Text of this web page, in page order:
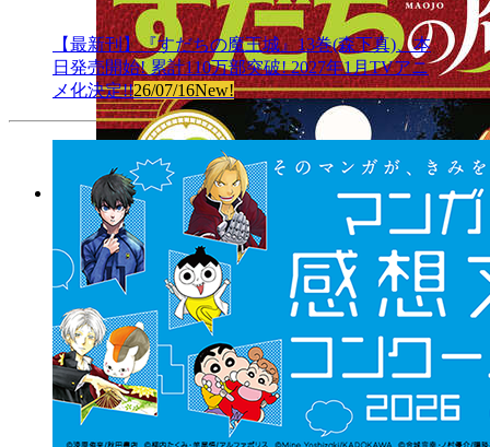
【最新刊】『すだちの魔王城』13巻(森下真)、本
日発売開始! 累計110万部突破! 2027年1月TVアニ
メ化決定!!26/07/16New!